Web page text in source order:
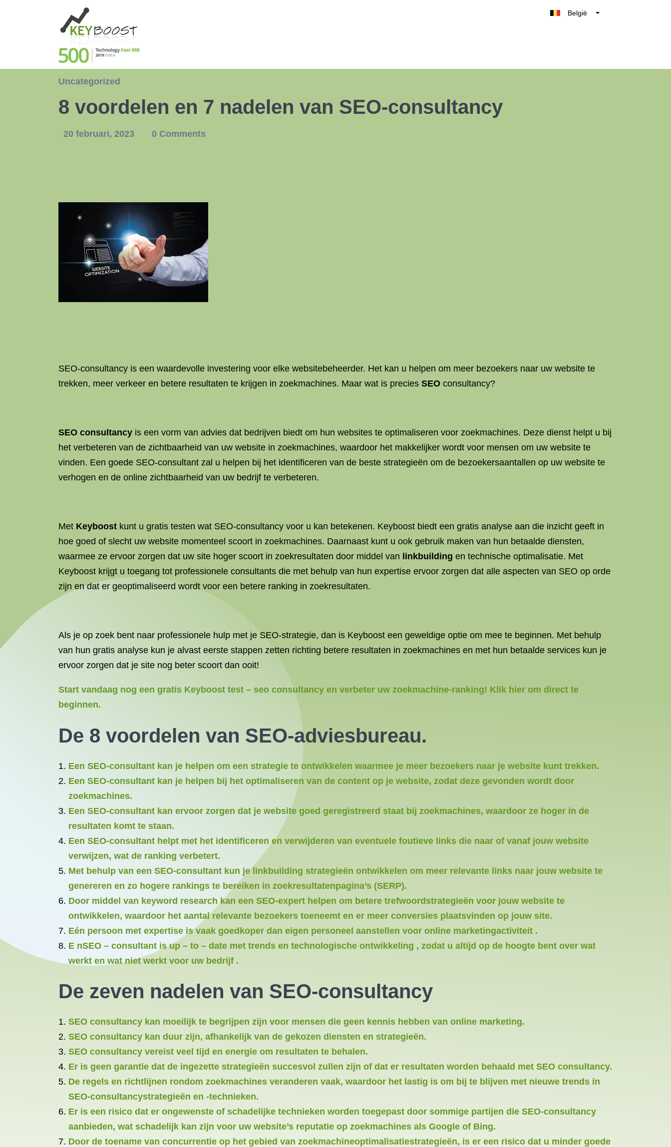
België
Uncategorized
8 voordelen en 7 nadelen van SEO-consultancy
20 februari, 2023 0 Comments
SEO-consultancy is een waardevolle investering voor elke websitebeheerder. Het kan u helpen om meer bezoekers naar uw website te
trekken, meer verkeer en betere resultaten te krijgen in zoekmachines. Maar wat is precies SEO consultancy?
SEO consultancy is een vorm van advies dat bedrijven biedt om hun websites te optimaliseren voor zoekmachines. Deze dienst helpt u bij
het verbeteren van de zichtbaarheid van uw website in zoekmachines, waardoor het makkelijker wordt voor mensen om uw website te
vinden. Een goede SEO-consultant zal u helpen bij het identificeren van de beste strategieën om de bezoekersaantallen op uw website te
verhogen en de online zichtbaarheid van uw bedrijf te verbeteren.
Met Keyboost kunt u gratis testen wat SEO-consultancy voor u kan betekenen. Keyboost biedt een gratis analyse aan die inzicht geeft in
hoe goed of slecht uw website momenteel scoort in zoekmachines. Daarnaast kunt u ook gebruik maken van hun betaalde diensten,
waarmee ze ervoor zorgen dat uw site hoger scoort in zoekresultaten door middel van linkbuilding en technische optimalisatie. Met
Keyboost krijgt u toegang tot professionele consultants die met behulp van hun expertise ervoor zorgen dat alle aspecten van SEO op orde
zijn en dat er geoptimaliseerd wordt voor een betere ranking in zoekresultaten.
Als je op zoek bent naar professionele hulp met je SEO-strategie, dan is Keyboost een geweldige optie om mee te beginnen. Met behulp
van hun gratis analyse kun je alvast eerste stappen zetten richting betere resultaten in zoekmachines en met hun betaalde services kun je
ervoor zorgen dat je site nog beter scoort dan ooit!
Start vandaag nog een gratis Keyboost test – seo consultancy en verbeter uw zoekmachine-ranking! Klik hier om direct te
beginnen.
De 8 voordelen van SEO-adviesbureau.
Een SEO-consultant kan je helpen om een ​​strategie te ontwikkelen waarmee je meer bezoekers naar je website kunt trekken.
Een SEO-consultant kan je helpen bij het optimaliseren van de content op je website, zodat deze gevonden wordt door
zoekmachines.
Een SEO-consultant kan ervoor zorgen dat je website goed geregistreerd staat bij zoekmachines, waardoor ze hoger in de
resultaten komt te staan.
Een SEO-consultant helpt met het identificeren en verwijderen van eventuele foutieve links die naar of vanaf jouw website
verwijzen, wat de ranking verbetert.
Met behulp van een SEO-consultant kun je linkbuilding strategieën ontwikkelen om meer relevante links naar jouw website te
genereren en zo hogere rankings te bereiken in zoekresultatenpagina’s (SERP).
Door middel van keyword research kan een SEO-expert helpen om betere trefwoordstrategieën voor jouw website te
ontwikkelen, waardoor het aantal relevante bezoekers toeneemt en er meer conversies plaatsvinden op jouw site.
Eén persoon met expertise is vaak goedkoper dan eigen personeel aanstellen voor online marketingactiviteit .
E nSEO – consultant is up – to – date met trends en technologische ontwikkeling , zodat u altijd op de hoogte bent over wat
werkt en wat niet werkt voor uw bedrijf .
De zeven nadelen van SEO-consultancy
SEO consultancy kan moeilijk te begrijpen zijn voor mensen die geen kennis hebben van online marketing.
SEO consultancy kan duur zijn, afhankelijk van de gekozen diensten en strategieën.
SEO consultancy vereist veel tijd en energie om resultaten te behalen.
Er is geen garantie dat de ingezette strategieën succesvol zullen zijn of dat er resultaten worden behaald met SEO consultancy.
De regels en richtlijnen rondom zoekmachines veranderen vaak, waardoor het lastig is om bij te blijven met nieuwe trends in
SEO-consultancystrategieën en -technieken.
Er is een risico dat er ongewenste of schadelijke technieken worden toegepast door sommige partijen die SEO-consultancy
aanbieden, wat schadelijk kan zijn voor uw website’s reputatie op zoekmachines als Google of Bing.
Door de toename van concurrentie op het gebied van zoekmachineoptimalisatiestrategieën, is er een risico dat u minder goede